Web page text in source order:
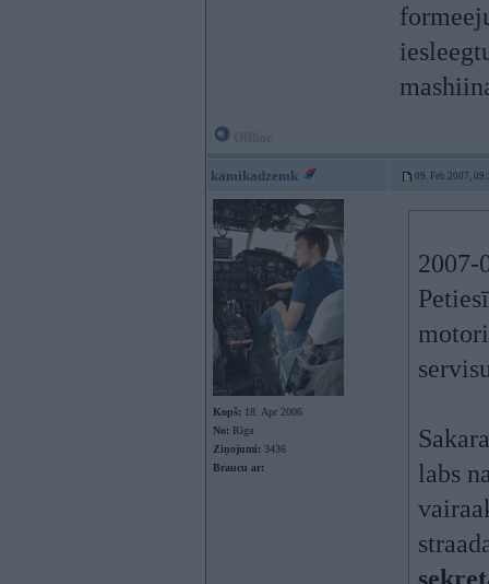
kamikadzemk 09. Feb 2007,
Kopš: 18. Apr 2006
No: Rīga
Ziņojumi: 3436
Braucu ar:
2007-
labs